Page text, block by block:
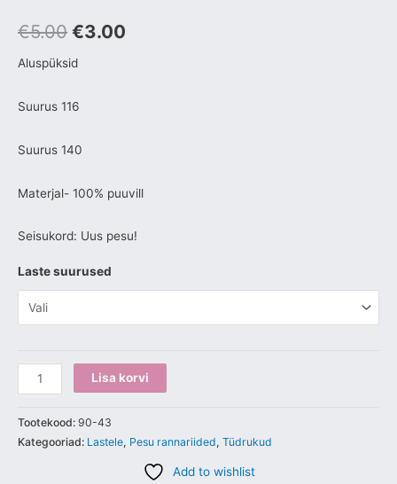
€5.00 €3.00
Aluspüksid
Suurus 116
Suurus 140
Materjal- 100% puuvill
Seisukord: Uus pesu!
Laste suurused
Lisa korvi
Tootekood: 90-43
Kategooriad: Lastele, Pesu rannariided, Tüdrukud
Add to wishlist